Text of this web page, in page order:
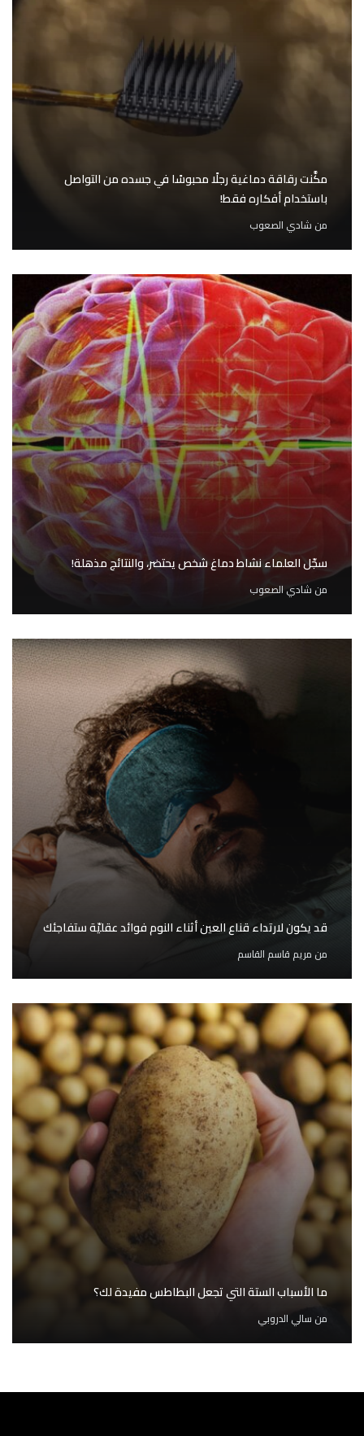
مكَّنت رقاقة دماغية رجلًا محبوسًا في جسده من التواصل
باستخدام أفكاره فقط!
من شادي الصعوب
سجّل العلماء نشاط دماغ شخص يحتضر، والنتائج مذهلة!
من شادي الصعوب
قد يكون لارتداء قناع العين أثناء النوم فوائد عقليّة ستفاجئك
من مريم قاسم القاسم
ما الأسباب الستة التي تجعل البطاطس مفيدة لك؟
من سالي الدروبي